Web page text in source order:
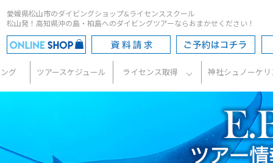
愛媛県松山市のダイビングショップ&ライセンススクール
松山発！高知県沖の島・柏島へのダイビングツアーならおまかせください！
グ ツアースケジュール ライセンス取得 神社シュノーケリ